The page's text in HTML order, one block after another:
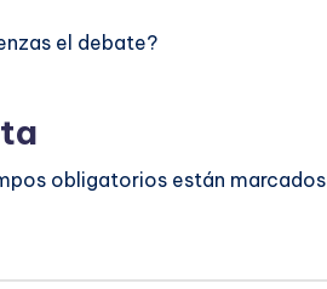
el debate?
obligatorios están marcados